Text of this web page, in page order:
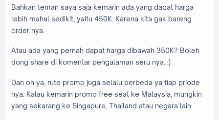
Bahkan teman saya saja kemarin ada yang dapat harga
lebih mahal sedikit, yaitu 450K. Karena kita gak bareng
order nya.
Atau ada yang pernah dapat harga dibawah 350K? Boleh
dong share di komentar pengalaman seru nya. :)
Dan oh ya, rute promo juga selalu berbeda ya tiap priode
nya. Kalau kemarin promo free seat ke Malaysia, mungkin
yang sekarang ke Singapure, Thailand atau negara lain.